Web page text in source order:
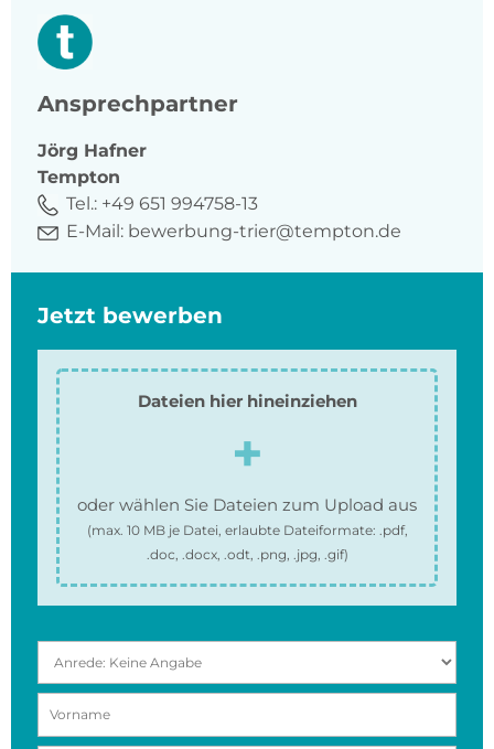
Ansprechpartner
Jörg Hafner
Tempton
Tel.: +49 651 994758-13
E-Mail: bewerbung-trier@tempton.de
Jetzt bewerben
Dateien hier hineinziehen
oder wählen Sie Dateien zum Upload aus
(max. 10 MBje Datei, erlaubte Dateiformate: .pdf,
.doc, .docx, .odt, .png, .jpg, .gif)